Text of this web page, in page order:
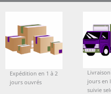
Expédition en 1 à 2
jours ouvrés
jours en
suivie